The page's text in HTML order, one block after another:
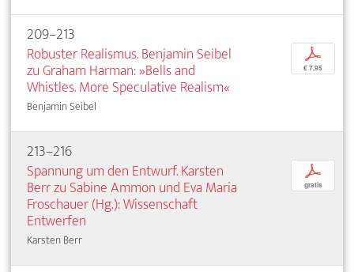
209–213
Robuster Realismus. Benjamin Seibel
zu Graham Harman: »Bells and
Whistles. More Speculative Realism«
Benjamin Seibel
p
€ 7,95
213–216
Spannung um den Entwurf. Karsten
Berr zu Sabine Ammon und Eva Maria
Froschauer (Hg.): Wissenschaft
Entwerfen
Karsten Berr
p
gratis